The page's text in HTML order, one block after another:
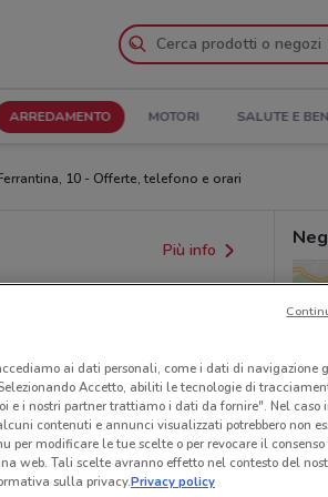
ARREDAMENTO MOTORI SALUTE E
10 - Offerte, telefono e orari
Più info
Verifica l’accuratezza
ai dati personali, come i dati di navigazione
Accetto, abiliti le tecnologie di
e i nostri partner trattiamo i dati da fornire". Nel caso
contenuti e annunci visualizzati potrebbero non
per modificare le tue scelte o per revocare il
web. Tali scelte avranno effetto nel contesto del
sulla privacy.Privacy policy